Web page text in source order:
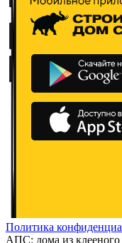
Политика
АПС: дома из